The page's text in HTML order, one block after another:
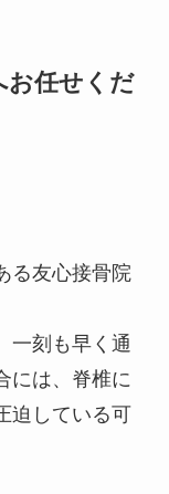
お任せくだ
る友心接骨院
一刻も早く通
には、脊椎に
迫している可